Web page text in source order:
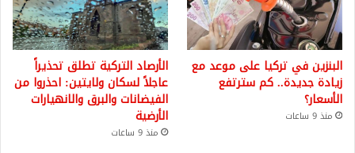
البنزين في تركيا على موعد مع
زيادة جديدة.. كم سترتفع
الأسعار؟
منذ 9 ساعات
الأرصاد التركية تطلق تحذيراً
عاجلاً لسكان ولايتين: احذروا من
الفيضانات والبرق والانهيارات
الأرضية
منذ 9 ساعات